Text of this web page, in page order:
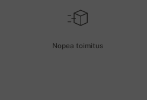
Nopea toimitus